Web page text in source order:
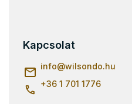
Kapcsolat
info@wilsondo.hu
+36 1 701 1776